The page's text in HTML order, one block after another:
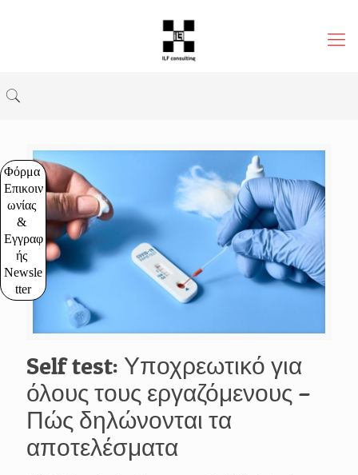
Φόρμα
Επικοιν
ωνίας
&
Εγγραφ
ής
Newsle
tter
Self test: Υποχρεωτικό για
όλους τους εργαζόμενους –
Πώς δηλώνονται τα
αποτελέσματα